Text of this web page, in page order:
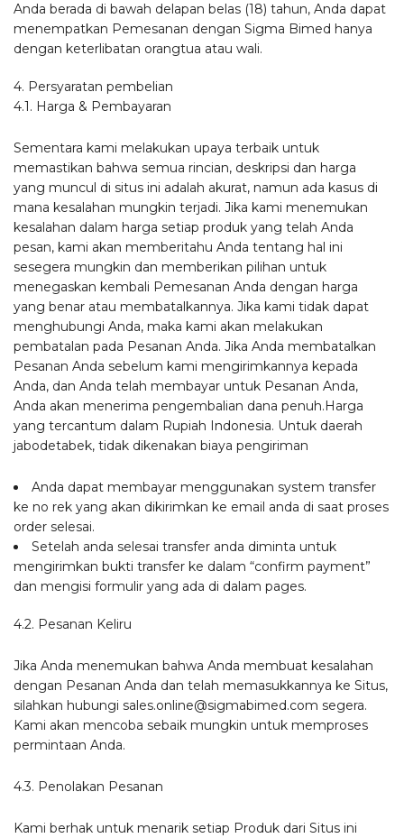
Anda berada di bawah delapan belas (18) tahun, Anda dapat
menempatkan Pemesanan dengan Sigma Bimed hanya
dengan keterlibatan orangtua atau wali.
4. Persyaratan pembelian
4.1. Harga & Pembayaran
Sementara kami melakukan upaya terbaik untuk
memastikan bahwa semua rincian, deskripsi dan harga
yang muncul di situs ini adalah akurat, namun ada kasus di
mana kesalahan mungkin terjadi. Jika kami menemukan
kesalahan dalam harga setiap produk yang telah Anda
pesan, kami akan memberitahu Anda tentang hal ini
sesegera mungkin dan memberikan pilihan untuk
menegaskan kembali Pemesanan Anda dengan harga
yang benar atau membatalkannya. Jika kami tidak dapat
menghubungi Anda, maka kami akan melakukan
pembatalan pada Pesanan Anda. Jika Anda membatalkan
Pesanan Anda sebelum kami mengirimkannya kepada
Anda, dan Anda telah membayar untuk Pesanan Anda,
Anda akan menerima pengembalian dana penuh.Harga
yang tercantum dalam Rupiah Indonesia. Untuk daerah
jabodetabek, tidak dikenakan biaya pengiriman
Anda dapat membayar menggunakan system transfer
ke no rek yang akan dikirimkan ke email anda di saat proses
order selesai.
Setelah anda selesai transfer anda diminta untuk
mengirimkan bukti transfer ke dalam “confirm payment”
dan mengisi formulir yang ada di dalam pages.
4.2. Pesanan Keliru
Jika Anda menemukan bahwa Anda membuat kesalahan
dengan Pesanan Anda dan telah memasukkannya ke Situs,
silahkan hubungi sales.online@sigmabimed.com segera.
Kami akan mencoba sebaik mungkin untuk memproses
permintaan Anda.
4.3. Penolakan Pesanan
Kami berhak untuk menarik setiap Produk dari Situs ini